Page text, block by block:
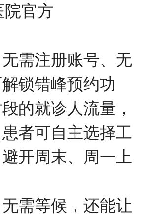
需注册账号、无
锁错峰预约功
的就诊人流量，
者可自主选择工
开周末、周一上
需等候，还能让